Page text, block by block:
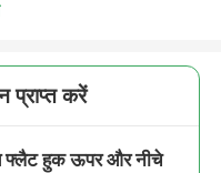
प्राप्त करें
फ्लैट हुक ऊपर और नीचे